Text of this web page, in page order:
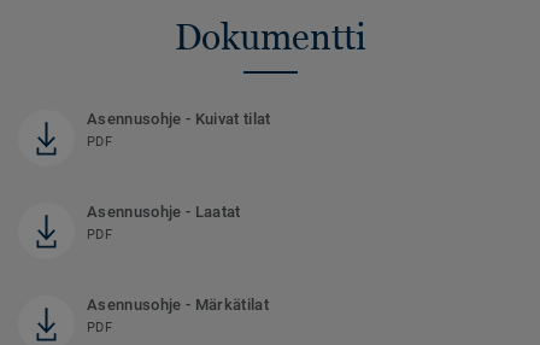
Dokumentti
Asennusohje - Kuivat tilat
PDF
Asennusohje - Laatat
PDF
Asennusohje - Märkätilat
PDF